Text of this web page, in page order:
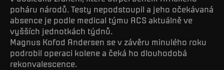
poháru národů. Testy nepodstoupil a jeho očekávaná
absence je podle medical týmu ACS aktuálně ve
vyšších jednotkách týdnů.
Magnus Kofod Andersen se v závěru minulého roku
podrobil operaci kolene a čeká ho dlouhodobá
rekonvalescence.